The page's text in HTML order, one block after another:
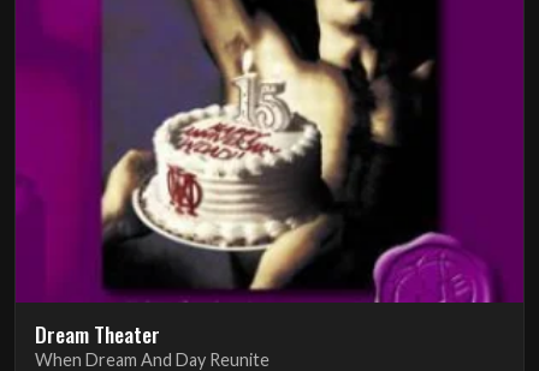
Dream Theater
When Dream And Day Reunite